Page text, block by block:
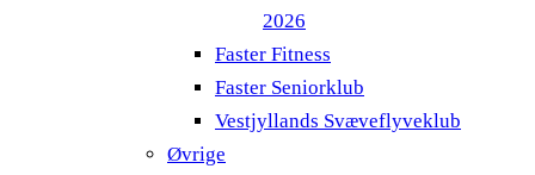
2026
Faster Fitness
Faster Seniorklub
Vestjyllands Svæveflyveklub
Øvrige